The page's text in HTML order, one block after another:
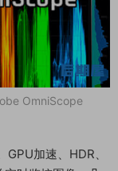
OmniScope
加速、HDR、